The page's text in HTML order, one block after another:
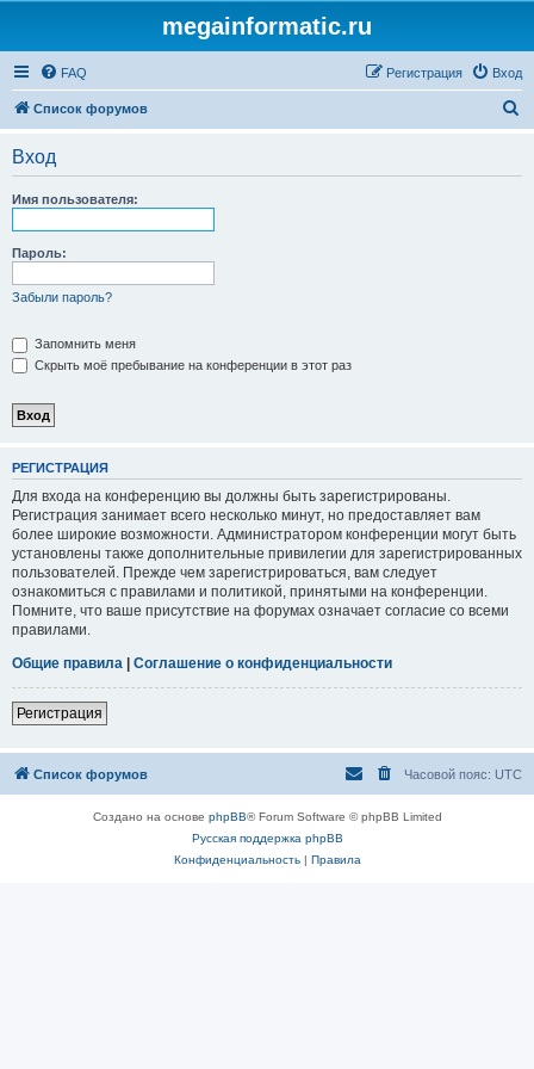
megainformatic.ru
FAQ Вход
Регистрация
Список форумов
Вход
Имя пользователя:
Пароль:
Забыли пароль?
Запомнить меня
Скрыть моё пребывание на конференции в этот раз
РЕГИСТРАЦИЯ
Для входа на конференцию вы должны быть зарегистрированы.
Регистрация занимает всего несколько минут, но предоставляет вам
более широкие возможности. Администратором конференции могут быть
установлены также дополнительные привилегии для зарегистрированных
пользователей. Прежде чем зарегистрироваться, вам следует
ознакомиться с правилами и политикой, принятыми на конференции.
Помните, что ваше присутствие на форумах означает согласие со всеми
правилами.
Общие правила | Соглашение о конфиденциальности
Регистрация
Список форумов Часовой пояс: UTC
Создано на основе phpBB® Forum Software © phpBB Limited
Русская поддержка phpBB
Конфиденциальность| Правила